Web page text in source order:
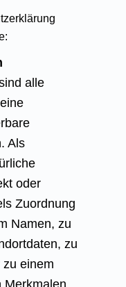
alle
Als
oder
Zuordnung
Namen, zu
zu
einem